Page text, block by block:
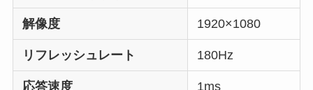
解像度 1920×1080
リフレッシュレート 180Hz
応答速度 1ms